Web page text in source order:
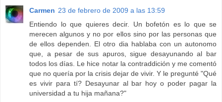
Carmen 23 de febrero de 2009 a las 13:59
Entiendo lo que quieres decir. Un bofetón es lo que se
merecen algunos y no por ellos sino por las personas que
de ellos dependen. El otro dia hablaba con un autonomo
que, a pesar de sus apuros, sigue desayunando al bar
todos los días. Le hice notar la contraddición y me comentó
que no quería por la crisis dejar de vivir. Y le pregunté "Qué
es vivir para tí? Desayunar al bar hoy o poder pagar la
universidad a tu hija mañana?"